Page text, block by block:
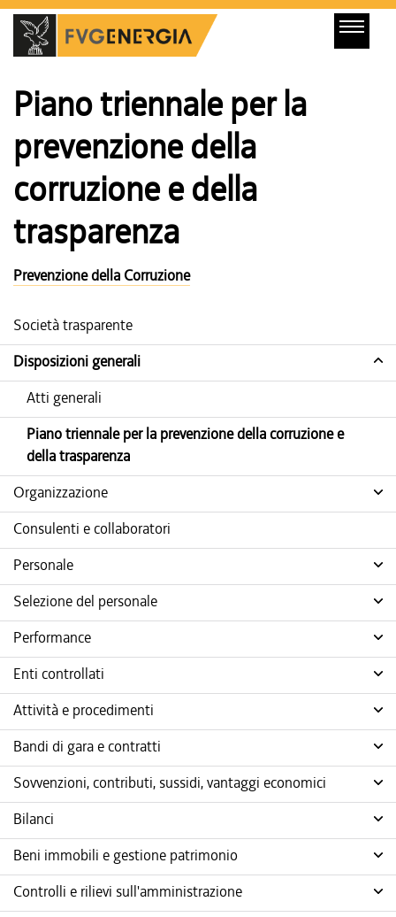
Piano triennale per la
prevenzione della
corruzione e della
trasparenza
Prevenzione della Corruzione
Società trasparente
Disposizioni generali
Atti generali
Piano triennale per la prevenzione della corruzione e
della trasparenza
Organizzazione
Consulenti e collaboratori
Personale
Selezione del personale
Performance
Enti controllati
Attività e procedimenti
Bandi di gara e contratti
Sovvenzioni, contributi, sussidi, vantaggi economici
Bilanci
Beni immobili e gestione patrimonio
Controlli e rilievi sull'amministrazione